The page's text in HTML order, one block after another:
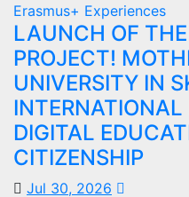
Erasmus+ Experiences
LAUNCH OF
PROJECT!
UNIVERSITY IN
DIGITAL
CITIZENSHIP
Jul 30, 2026